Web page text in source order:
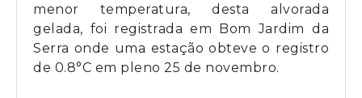
menor temperatura, desta alvorada
gelada, foi registrada em Bom Jardim da
Serra onde uma estação obteve o registro
de 0.8°C em pleno 25 de novembro.